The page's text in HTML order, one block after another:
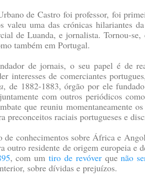
de Castro foi professor, foi
uma das crónicas hilariantes
de Luanda, e jornalista. Tornou-
também em Portugal.
de jornais, o seu papel é de
interesses de comerciantes
, de 1882-1883, órgão por ele
com outros periódicos
que reuniu momentaneamente
preconceitos raciais portugueses e
de conhecimentos sobre África e
outro residente de origem europeia e
, com umtiro de revóverquenão
sobre dívidas e prejuízos.